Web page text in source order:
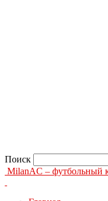
Поиск
MilanAC – футбольный